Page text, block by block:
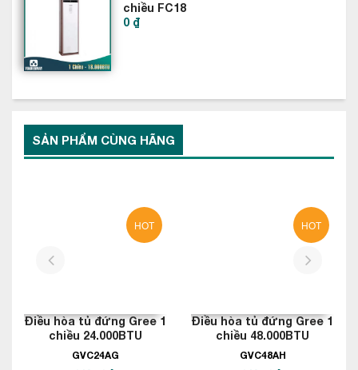
chiều FC18
0 ₫
SẢN PHẨM CÙNG HÃNG
HOT
Điều hòa tủ đứng Gree 1
chiều 24.000BTU
GVC24AG
HOT
Điều hòa tủ đứng Gree 1
chiều 48.000BTU
GVC48AH